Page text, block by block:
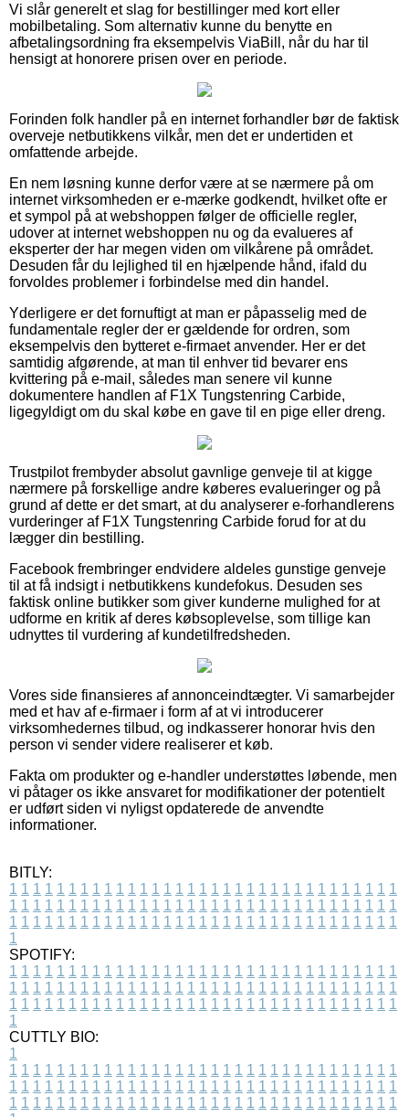
Vi slår generelt et slag for bestillinger med kort eller
mobilbetaling. Som alternativ kunne du benytte en
afbetalingsordning fra eksempelvis ViaBill, når du har til
hensigt at honorere prisen over en periode.
Forinden folk handler på en internet forhandler bør de faktisk
overveje netbutikkens vilkår, men det er undertiden et
omfattende arbejde.
En nem løsning kunne derfor være at se nærmere på om
internet virksomheden er e-mærke godkendt, hvilket ofte er
et sympol på at webshoppen følger de officielle regler,
udover at internet webshoppen nu og da evalueres af
eksperter der har megen viden om vilkårene på området.
Desuden får du lejlighed til en hjælpende hånd, ifald du
forvoldes problemer i forbindelse med din handel.
Yderligere er det fornuftigt at man er påpasselig med de
fundamentale regler der er gældende for ordren, som
eksempelvis den bytteret e-firmaet anvender. Her er det
samtidig afgørende, at man til enhver tid bevarer ens
kvittering på e-mail, således man senere vil kunne
dokumentere handlen af F1X Tungstenring Carbide,
ligegyldigt om du skal købe en gave til en pige eller dreng.
Trustpilot frembyder absolut gavnlige genveje til at kigge
nærmere på forskellige andre køberes evalueringer og på
grund af dette er det smart, at du analyserer e-forhandlerens
vurderinger af F1X Tungstenring Carbide forud for at du
lægger din bestilling.
Facebook frembringer endvidere aldeles gunstige genveje
til at få indsigt i netbutikkens kundefokus. Desuden ses
faktisk online butikker som giver kunderne mulighed for at
udforme en kritik af deres købsoplevelse, som tillige kan
udnyttes til vurdering af kundetilfredsheden.
Vores side finansieres af annonceindtægter. Vi samarbejder
med et hav af e-firmaer i form af at vi introducerer
virksomhedernes tilbud, og indkasserer honorar hvis den
person vi sender videre realiserer et køb.
Fakta om produkter og e-handler understøttes løbende, men
vi påtager os ikke ansvaret for modifikationer der potentielt
er udført siden vi nyligst opdaterede de anvendte
informationer.
BITLY:
1 1 1 1 1 1 1 1 1 1 1 1 1 1 1 1 1 1 1 1 1 1 1 1 1 1 1 1 1 1 1 1 1
1 1 1 1 1 1 1 1 1 1 1 1 1 1 1 1 1 1 1 1 1 1 1 1 1 1 1 1 1 1 1 1 1
1 1 1 1 1 1 1 1 1 1 1 1 1 1 1 1 1 1 1 1 1 1 1 1 1 1 1 1 1 1 1 1 1
1
SPOTIFY:
1 1 1 1 1 1 1 1 1 1 1 1 1 1 1 1 1 1 1 1 1 1 1 1 1 1 1 1 1 1 1 1 1
1 1 1 1 1 1 1 1 1 1 1 1 1 1 1 1 1 1 1 1 1 1 1 1 1 1 1 1 1 1 1 1 1
1 1 1 1 1 1 1 1 1 1 1 1 1 1 1 1 1 1 1 1 1 1 1 1 1 1 1 1 1 1 1 1 1
1
CUTTLY BIO:
1
1 1 1 1 1 1 1 1 1 1 1 1 1 1 1 1 1 1 1 1 1 1 1 1 1 1 1 1 1 1 1 1 1
1 1 1 1 1 1 1 1 1 1 1 1 1 1 1 1 1 1 1 1 1 1 1 1 1 1 1 1 1 1 1 1 1
1 1 1 1 1 1 1 1 1 1 1 1 1 1 1 1 1 1 1 1 1 1 1 1 1 1 1 1 1 1 1 1 1